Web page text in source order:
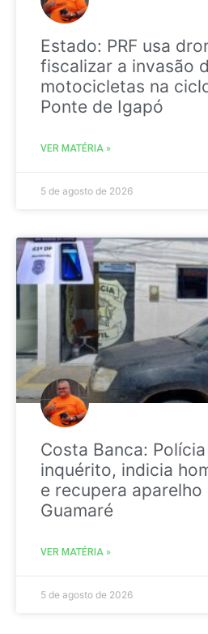
Estado: PRF usa
fiscalizar a invasão
motocicletas na
Ponte de Igapó
VER MATÉRIA »
5 de agosto de 2026
Costa Banca:
inquérito, indicia
e recupera aparelho
Guamaré
VER MATÉRIA »
5 de agosto de 2026